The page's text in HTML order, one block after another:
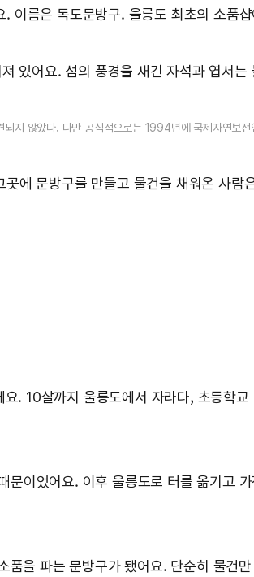
. 이름은 독도문방구. 울릉도 최초의 소품
있어요. 섬의 풍경을 새긴 자석과 엽서
지 않았다. 다만 공식적으로는 1994년에 국제자연보
에 문방구를 만들고 물건을 채워온 사
. 10살까지 울릉도에서 자라다, 초등학
이었어요. 이후 울릉도로 터를 옮기고
을 파는 문방구가 됐어요. 단순히 물건